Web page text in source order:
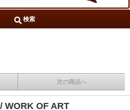
検索
次の商品へ
WORK OF ART